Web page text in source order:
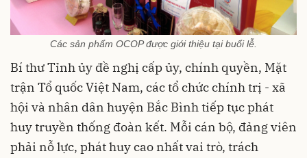
Các sản phẩm OCOP được giới thiệu tại buổi lễ.
Bí thư Tỉnh ủy đề nghị cấp ủy, chính quyền, Mặt
trận Tổ quốc Việt Nam, các tổ chức chính trị - xã
hội và nhân dân huyện Bắc Bình tiếp tục phát
huy truyền thống đoàn kết. Mỗi cán bộ, đảng viên
phải nỗ lực, phát huy cao nhất vai trò, trách